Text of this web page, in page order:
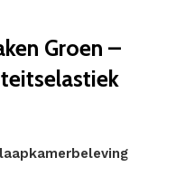
Groen –